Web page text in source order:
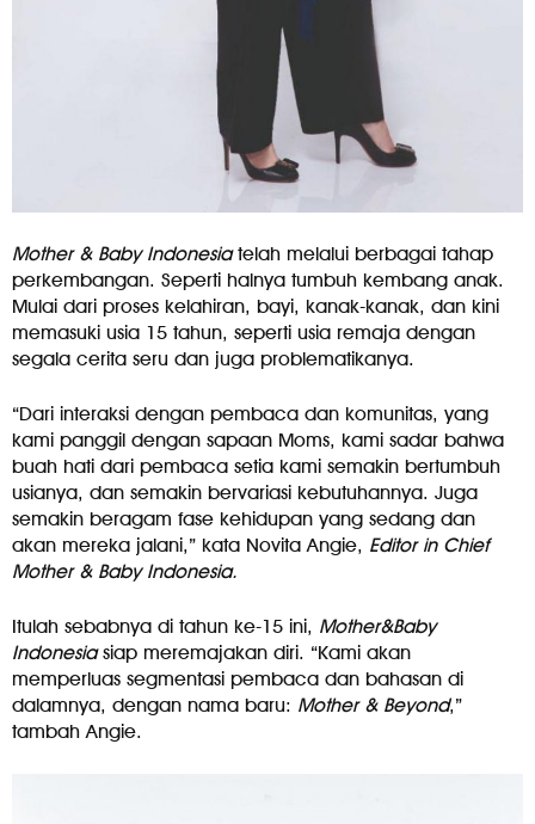
Mother & Baby Indonesiatelah melalui berbagai tahap
perkembangan. Seperti halnya tumbuh kembang anak.
Mulai dari proses kelahiran, bayi, kanak-kanak, dan kini
memasuki usia 15 tahun, seperti usia remaja dengan
segala cerita seru dan juga problematikanya.
“Dari interaksi dengan pembaca dan komunitas, yang
kami panggil dengan sapaan Moms, kami sadar bahwa
buah hati dari pembaca setia kami semakin bertumbuh
usianya, dan semakin bervariasi kebutuhannya. Juga
semakin beragam fase kehidupan yang sedang dan
akan mereka jalani,” kata Novita Angie, Editor in Chief
Mother & Baby Indonesia.
Itulah sebabnya di tahun ke-15 ini, Mother&Baby
Indonesiasiap meremajakan diri. “Kami akan
memperluas segmentasi pembaca dan bahasan di
dalamnya, dengan nama baru: Mother & Beyond,”
tambah Angie.